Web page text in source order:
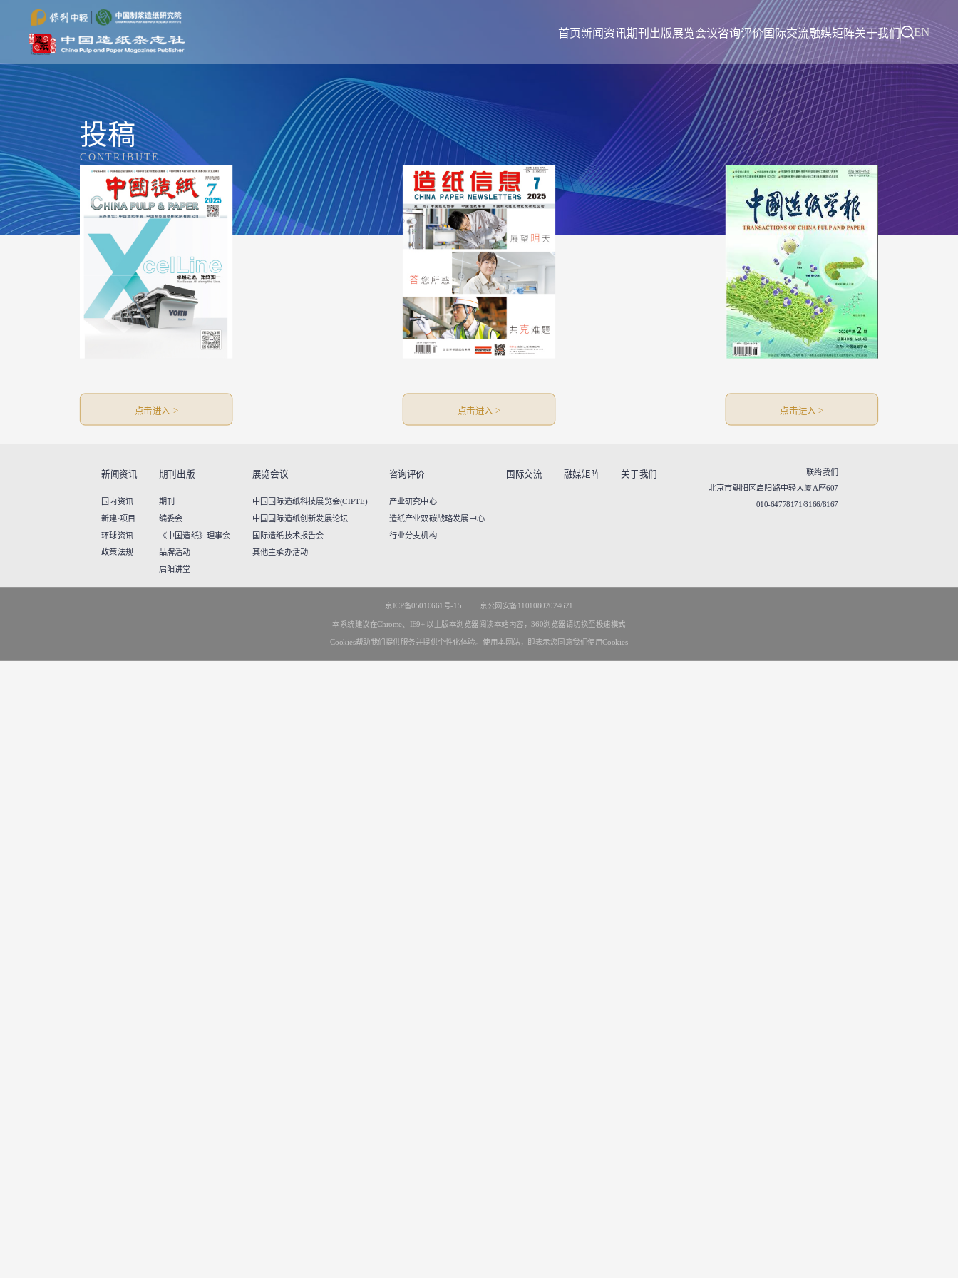
首页新闻资讯期刊出版展览会议咨询评价国际交流融媒矩阵关于我们 EN
投稿
CONTRIBUTE
点击进入 > 点击进入 > 点击进入 >
新闻资讯
国内资讯
新建·项目
环球资讯
政策法规
期刊出版
期刊
编委会
《中国造纸》理事会
品牌活动
启阳讲堂
展览会议
中国国际造纸科技展览会(CIPTE)
中国国际造纸创新发展论坛
国际造纸技术报告会
其他主承办活动
咨询评价
产业研究中心
造纸产业双碳战略发展中心
行业分支机构
国际交流 融媒矩阵 关于我们 联络我们
北京市朝阳区启阳路中轻大厦A座607
010-64778171/8166/8167
京ICP备05010661号-15 京公网安备11010802024621
本系统建议在Chrome、IE9+ 以上版本浏览器阅读本站内容，360浏览器请切换至极速模式
Cookies帮助我们提供服务并提供个性化体验。使用本网站，即表示您同意我们使用Cookies